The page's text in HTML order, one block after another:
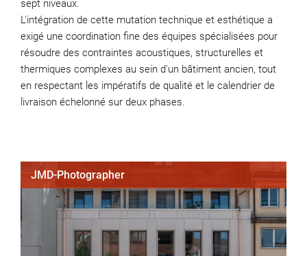
sept niveaux.
L'intégration de cette mutation technique et esthétique a
exigé une coordination fine des équipes spécialisées pour
résoudre des contraintes acoustiques, structurelles et
thermiques complexes au sein d'un bâtiment ancien, tout
en respectant les impératifs de qualité et le calendrier de
livraison échelonné sur deux phases.
JMD-Photographer